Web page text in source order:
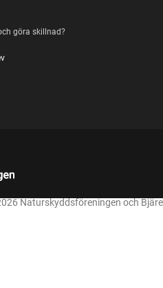
göra skillnad?
Naturskyddsföreningen och Bjäre